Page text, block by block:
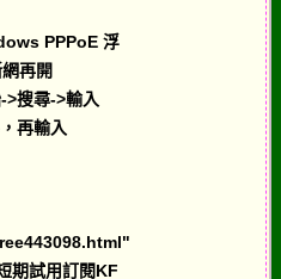
PPPoE 浮
再開
搜尋->輸入
再輸入
期試用訂閱KF